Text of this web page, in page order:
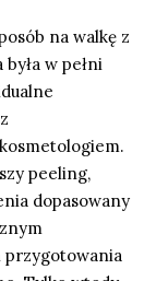
na walkę z
w pełni
peeling,
dopasowany
przygotowania